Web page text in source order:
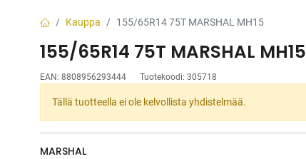
Kauppa 155/65R14 75T MARSHAL MH15
155/65R14 75T MARSHAL MH15
EAN: 8808956293444 Tuotekoodi: 305718
Tällä tuotteella ei ole kelvollista yhdistelmää.
MARSHAL